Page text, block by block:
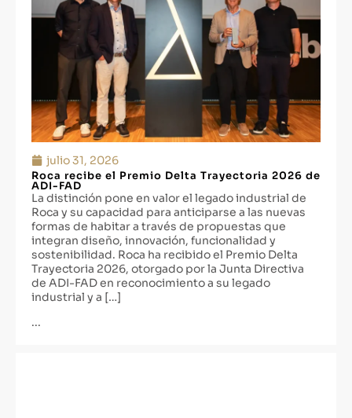
julio 31, 2026
Roca recibe el Premio Delta Trayectoria 2026 de
ADI-FAD
La distinción pone en valor el legado industrial de
Roca y su capacidad para anticiparse a las nuevas
formas de habitar a través de propuestas que
integran diseño, innovación, funcionalidad y
sostenibilidad. Roca ha recibido el Premio Delta
Trayectoria 2026, otorgado por la Junta Directiva
de ADI-FAD en reconocimiento a su legado
industrial y a […]
...